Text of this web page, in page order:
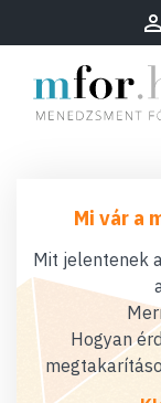
Mi vár a
Mit jelentenek
Hogyan